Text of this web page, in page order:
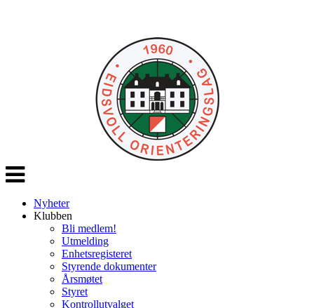
Veksle
navigasjon
Nyheter
Klubben
Bli medlem!
Utmelding
Enhetsregisteret
Styrende dokumenter
Årsmøtet
Styret
Kontrollutvalget